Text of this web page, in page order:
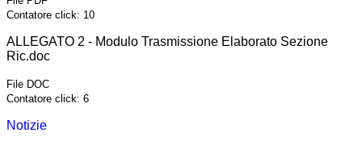
Contatore click: 10
ALLEGATO 2 - Modulo Trasmissione Elaborato Sezione
Ric.doc
File DOC
Contatore click: 6
Notizie